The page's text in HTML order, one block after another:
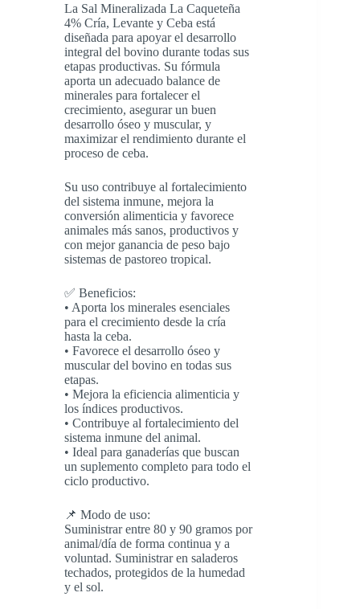
La Sal Mineralizada La Caqueteña
4% Cría, Levante y Ceba está
diseñada para apoyar el desarrollo
integral del bovino durante todas sus
etapas productivas. Su fórmula
aporta un adecuado balance de
minerales para fortalecer el
crecimiento, asegurar un buen
desarrollo óseo y muscular, y
maximizar el rendimiento durante el
proceso de ceba.
Su uso contribuye al fortalecimiento
del sistema inmune, mejora la
conversión alimenticia y favorece
animales más sanos, productivos y
con mejor ganancia de peso bajo
sistemas de pastoreo tropical.
✅ Beneficios:
• Aporta los minerales esenciales
para el crecimiento desde la cría
hasta la ceba.
• Favorece el desarrollo óseo y
muscular del bovino en todas sus
etapas.
• Mejora la eficiencia alimenticia y
los índices productivos.
• Contribuye al fortalecimiento del
sistema inmune del animal.
• Ideal para ganaderías que buscan
un suplemento completo para todo el
ciclo productivo.
📌 Modo de uso:
Suministrar entre 80 y 90 gramos por
animal/día de forma continua y a
voluntad. Suministrar en saladeros
techados, protegidos de la humedad
y el sol.